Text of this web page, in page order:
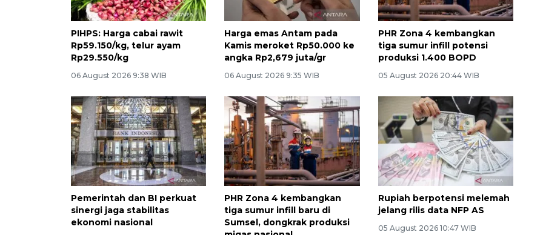
PIHPS: Harga cabai rawit
Rp59.150/kg, telur ayam
Rp29.550/kg
06 August 2026 9:38 WIB
Harga emas Antam pada
Kamis meroket Rp50.000 ke
angka Rp2,679 juta/gr
06 August 2026 9:35 WIB
PHR Zona 4 kembangkan
tiga sumur infill potensi
produksi 1.400 BOPD
05 August 2026 20:44 WIB
Pemerintah dan BI perkuat
sinergi jaga stabilitas
ekonomi nasional
PHR Zona 4 kembangkan
tiga sumur infill baru di
Sumsel, dongkrak produksi
Rupiah berpotensi melemah
jelang rilis data NFP AS
05 August 2026 10:47 WIB